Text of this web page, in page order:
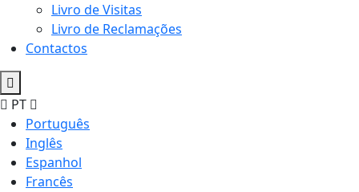
Livro de Visitas
Livro de Reclamações
Contactos
PT
Português
Inglês
Espanhol
Francês